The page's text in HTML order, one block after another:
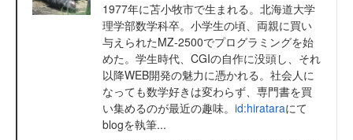
1977年に苫小牧市で生まれる。北海道大学
理学部数学科卒。小学生の頃、両親に買い
与えられたMZ-2500でプログラミングを始
めた。学生時代、CGIの自作に没頭し、それ
以降WEB開発の魅力に憑かれる。社会人に
なっても数学好きは変わらず、専門書を買
い集めるのが最近の趣味。 id:hirataraにて
blogを執筆...